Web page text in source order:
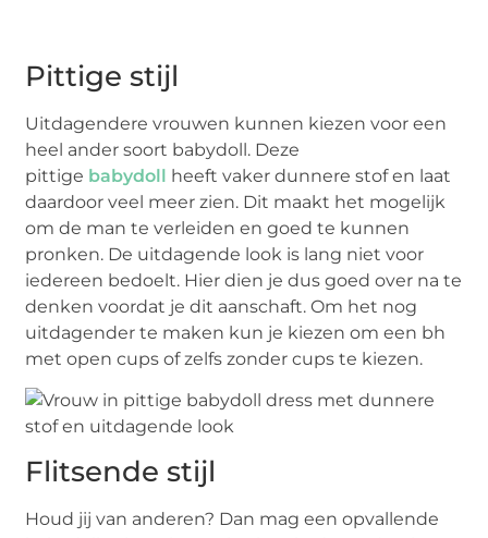
Pittige stijl
Uitdagendere vrouwen kunnen kiezen voor een
heel ander soort babydoll. Deze
pittige babydoll heeft vaker dunnere stof en laat
daardoor veel meer zien. Dit maakt het mogelijk
om de man te verleiden en goed te kunnen
pronken. De uitdagende look is lang niet voor
iedereen bedoelt. Hier dien je dus goed over na te
denken voordat je dit aanschaft. Om het nog
uitdagender te maken kun je kiezen om een bh
met open cups of zelfs zonder cups te kiezen.
Flitsende stijl
Houd jij van anderen? Dan mag een opvallende